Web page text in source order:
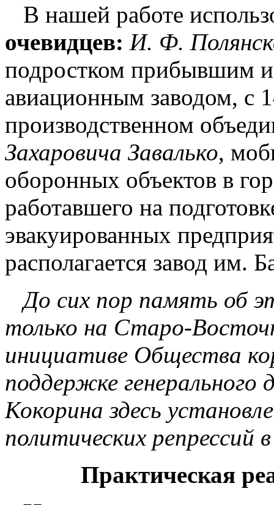
В нашей работе
очевидцев: И. Ф.
подростком прибывшим
авиационным заводом, с
производственном
Захаровича Завалько,
оборонных объектов в
работавшего на
эвакуированных
располагается завод им.
До сих пор память об
только на Старо-
инициативе Общества
поддержке
Кокорина здесь
политических репрессий
Практическая